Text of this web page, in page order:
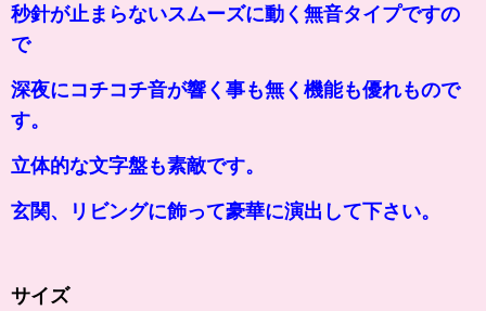
秒針が止まらないスムーズに動く無音タイプですの
で
深夜にコチコチ音が響く事も無く機能も優れもので
す。
立体的な文字盤も素敵です。
玄関、リビングに飾って豪華に演出して下さい。
サイズ